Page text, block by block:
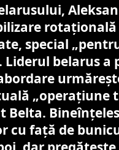
special
Liderul belarus a
„operațiune
Belta.
cu față de